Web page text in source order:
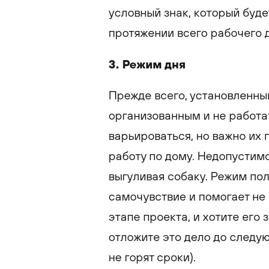
условный знак, который
протяжении всего рабочего
3. Режим дня
Прежде всего,
организованным и не
варьироваться, но важно их
работу по дому.
выгуливая собаку. Режим
самочувствие и помогает
этапе проекта, и хотите
отложите это дело до
не горят сроки).